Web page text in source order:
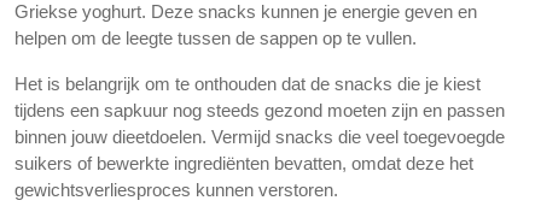
Griekse yoghurt. Deze snacks kunnen je energie geven en
helpen om de leegte tussen de sappen op te vullen.
Het is belangrijk om te onthouden dat de snacks die je kiest
tijdens een sapkuur nog steeds gezond moeten zijn en passen
binnen jouw dieetdoelen. Vermijd snacks die veel toegevoegde
suikers of bewerkte ingrediënten bevatten, omdat deze het
gewichtsverliesproces kunnen verstoren.